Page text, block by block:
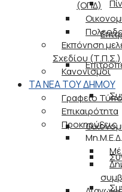
(ΟΠΔ)
Εκπόνηση
Σχεδίου (Τ.Π.Σ.)
Κανονισμοί
ΤΑ ΝΕΑ ΤΟΥ ΔΗΜΟΥ
Γραφείο
Επικαιρότητα
Προκηρύξεις
Μη.Μ.Ε.Δ.